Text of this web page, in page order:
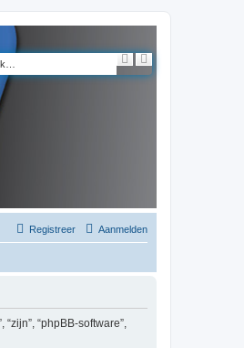
o
e
U
i
t
e
Aanmelden
Registreer
“phpBB-software”,